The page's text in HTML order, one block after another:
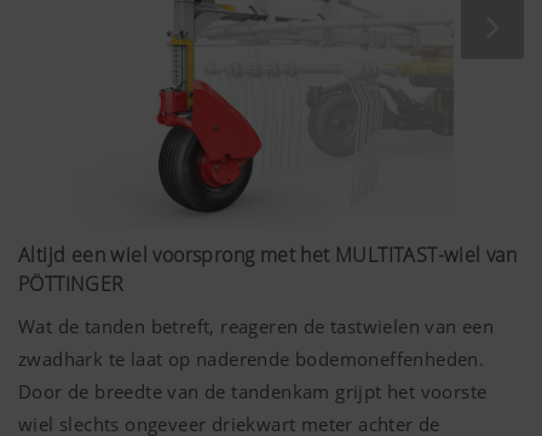
Altijd een wiel voorsprong met het MULTITAST-wiel van
PÖTTINGER
Wat de tanden betreft, reageren de tastwielen van een
zwadhark te laat op naderende bodemoneffenheden.
Door de breedte van de tandenkam grijpt het voorste
wiel slechts ongeveer driekwart meter achter de